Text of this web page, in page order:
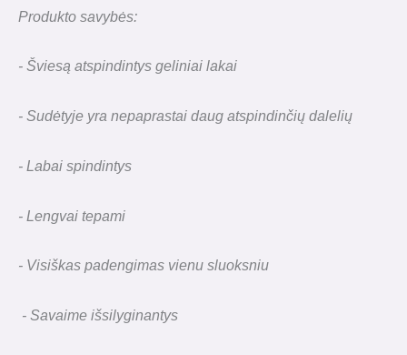
Produkto savybės:
- Šviesą atspindintys geliniai lakai
- Sudėtyje yra nepaprastai daug atspindinčių dalelių
- Labai spindintys
- Lengvai tepami
- Visiškas padengimas vienu sluoksniu
- Savaime išsilyginantys